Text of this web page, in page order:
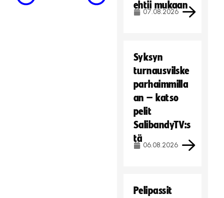
ehtii mukaan
07.08.2026
Syksyn
turnausvilske
parhaimmilla
an – katso
pelit
SalibandyTV:s
tä
06.08.2026
Pelipassit